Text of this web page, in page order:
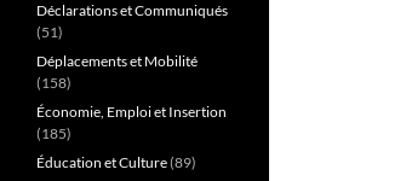
Déclarations et Communiqués
(51)
Déplacements et Mobilité
(158)
Économie, Emploi et Insertion
(185)
Éducation et Culture(89)